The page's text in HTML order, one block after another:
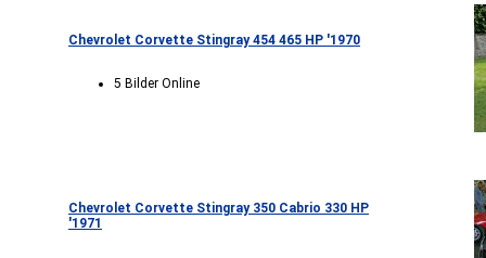
Chevrolet Corvette Stingray 454 465 HP '1970
5 Bilder Online
Chevrolet Corvette Stingray 350 Cabrio 330 HP
'1971